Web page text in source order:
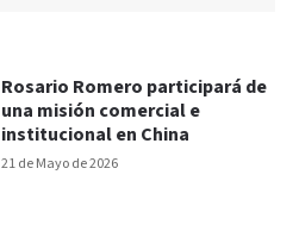
21 de Mayo de 2026
Rosario Romero participará de
una misión comercial e
institucional en China